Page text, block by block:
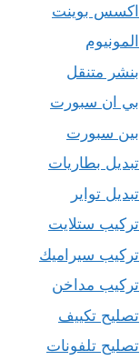
اكسس بوينت
المونيوم
بنشر متنقل
بي ان سبورت
بين سبورت
تبديل بطاريات
تبديل تواير
تركيب ستلايت
تركيب سيراميك
تركيب مداخن
تصليح تكييف
تصليح تلفونات